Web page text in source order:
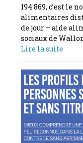
194 869, c’est le
alimentaires
de jour – aide
sociaux de
Lire la suite